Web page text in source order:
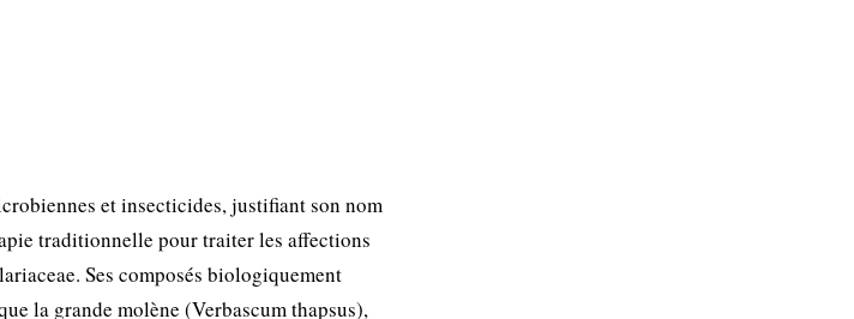
et insecticides, justifiant son nom
traditionnelle pour traiter les affections
Ses composés biologiquement
la grande molène (Verbascum thapsus),